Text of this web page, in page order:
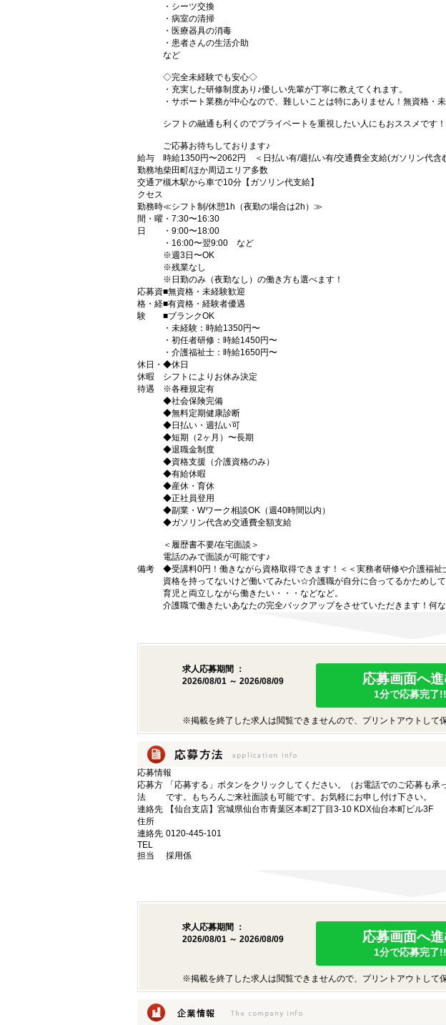
・シーツ交換
・病室の清掃
・医療器具の消毒
・患者さんの生活介助
など
◇完全未経験でも安心◇
・充実した研修制度あり♪優しい先輩が丁寧に教えてくれます。
・サポート業務が中心なので、難しいことは特にありません！無資格・
シフトの融通も利くのでプライベートを重視したい人にもおススメです！
ご応募お待ちしております♪
給与
時給1350円〜2062円 ＜日払い有/週払い有/交通費全支給(ガソリン代含
勤務地柴田町/ほか周辺エリア多数
交通ア
クセス
槻木駅から車で10分【ガソリン代支給】
勤務時
間・曜
日
≪シフト制/休憩1h（夜勤の場合は2h）≫
・7:30〜16:30
・9:00〜18:00
・16:00〜翌9:00 など
※週3日〜OK
※残業なし
※日勤のみ（夜勤なし）の働き方も選べます！
応募資
格・経
験
■無資格・未経験歓迎
■有資格・経験者優遇
■ブランクOK
・未経験：時給1350円〜
・初任者研修：時給1450円〜
・介護福祉士：時給1650円〜
休日・
休暇
◆休日
シフトによりお休み決定
待遇
※各種規定有
◆社会保険完備
◆無料定期健康診断
◆日払い・週払い可
◆短期（2ヶ月）〜長期
◆退職金制度
◆資格支援（介護資格のみ）
◆有給休暇
◆産休・育休
◆正社員登用
◆副業・Wワーク相談OK（週40時間以内）
◆ガソリン代含め交通費全額支給
＜履歴書不要/在宅面談＞
電話のみで面談が可能です♪
備考
◆受講料0円！働きながら資格取得できます！＜＜実務者研修や介護
資格を持ってないけど働いてみたい☆介護職が自分に合ってるかため
育児と両立しながら働きたい・・・などなど。
介護職で働きたいあなたの完全バックアップをさせていただきます！何
求人応募期間 ：
2026/08/01 ～ 2026/08/09
応募画面へ
1分で応募完了!!
※掲載を終了した求人は閲覧できませんので、プリントアウトして
応募情報
応募方
法
「応募する」ボタンをクリックしてください。（お電話でのご応募も
です。もちろんご来社面談も可能です。お気軽にお申し付け下さい。
連絡先
住所
【仙台支店】宮城県仙台市青葉区本町2丁目3-10 KDX仙台本町ビル3F
連絡先
TEL
0120-445-101
担当 採用係
求人応募期間 ：
2026/08/01 ～ 2026/08/09
応募画面へ
1分で応募完了!!
※掲載を終了した求人は閲覧できませんので、プリントアウトして